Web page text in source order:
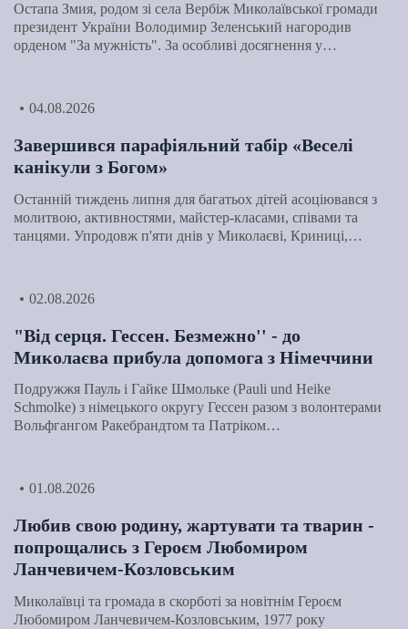
Остапа Змия, родом зі села Вербіж Миколаївської громади
президент України Володимир Зеленський нагородив
орденом "За мужність". За особливі досягнення у…
04.08.2026
Завершився парафіяльний табір «Веселі
канікули з Богом»
Останній тиждень липня для багатьох дітей асоціювався з
молитвою, активностями, майстер-класами, співами та
танцями. Упродовж п'яти днів у Миколаєві, Криниці,…
02.08.2026
"Від серця. Гессен. Безмежно'' - до
Миколаєва прибула допомога з Німеччини
Подружжя Пауль і Гайке Шмольке (Pauli und Heike
Schmolke) з німецького округу Гессен разом з волонтерами
Вольфгангом Ракебрандтом та Патріком…
01.08.2026
Любив свою родину, жартувати та тварин -
попрощались з Героєм Любомиром
Ланчевичем-Козловським
Миколаївці та громада в скорботі за новітнім Героєм
Любомиром Ланчевичем-Козловським, 1977 року